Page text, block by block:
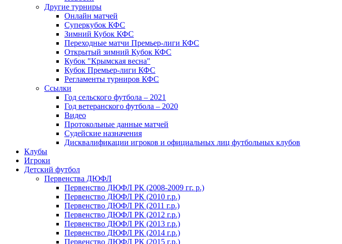
Другие турниры
Онлайн матчей
Суперкубок КФС
Зимний Кубок КФС
Переходные матчи Премьер-лиги КФС
Открытый зимний Кубок КФС
Кубок "Крымская весна"
Кубок Премьер-лиги КФС
Регламенты турниров КФС
Ссылки
Год сельского футбола – 2021
Год ветеранского футбола – 2020
Видео
Протокольные данные матчей
Судейские назначения
Дисквалификации игроков и официальных лиц футбольных клубов
Клубы
Игроки
Детский футбол
Первенства ДЮФЛ
Первенство ДЮФЛ РК (2008-2009 гг. р.)
Первенство ДЮФЛ РК (2010 г.р.)
Первенство ДЮФЛ РК (2011 г.р.)
Первенство ДЮФЛ РК (2012 г.р.)
Первенство ДЮФЛ РК (2013 г.р.)
Первенство ДЮФЛ РК (2014 г.р.)
Первенство ДЮФЛ РК (2015 г.р.)